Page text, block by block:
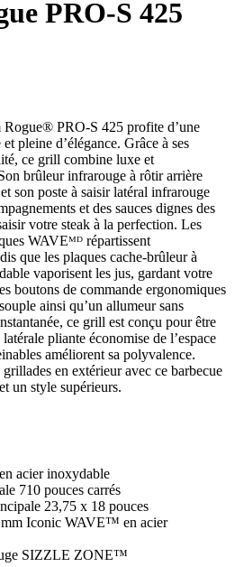
PRO-S 425
PRO-S 425 profite d’une
pleine d’élégance. Grâce à ses
ce grill combine luxe et
brûleur infrarouge à rôtir arrière
son poste à saisir latéral infrarouge
et des sauces dignes des
votre steak à la perfection. Les
WAVEᴹᴰ répartissent
que les plaques cache-brûleur à
vaporisent les jus, gardant votre
boutons de commande ergonomiques
ainsi qu’un allumeur sans
ce grill est conçu pour être
pliante économise de l’espace
améliorent sa polyvalence.
en extérieur avec ce barbecue
un style supérieurs.
acier inoxydable
710 pouces carrés
23,75 x 18 pouces
mm Iconic WAVE™ en acier
SIZZLE ZONE™